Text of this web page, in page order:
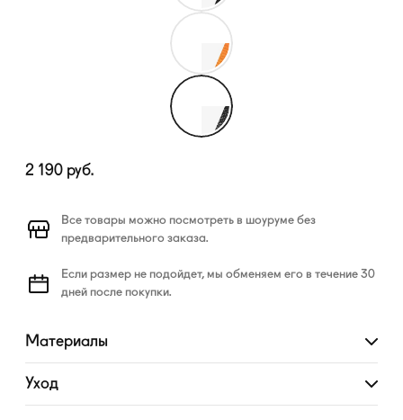
2 190 руб.
Все товары можно посмотреть в шоуруме без
предварительного заказа.
Если размер не подойдет, мы обменяем его в течение 30
дней после покупки.
Материалы
Развернуть
Уход
Развернуть